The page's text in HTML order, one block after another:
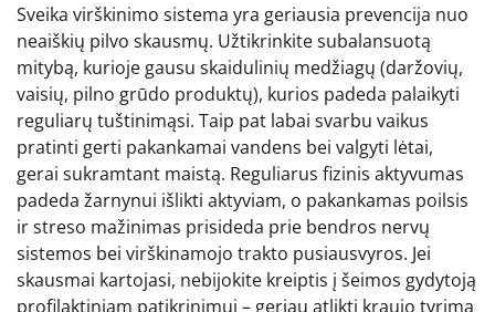
Sveika virškinimo sistema yra geriausia prevencija nuo
neaiškių pilvo skausmų. Užtikrinkite subalansuotą
mitybą, kurioje gausu skaidulinių medžiagų (daržovių,
vaisių, pilno grūdo produktų), kurios padeda palaikyti
reguliarų tuštinimąsi. Taip pat labai svarbu vaikus
pratinti gerti pakankamai vandens bei valgyti lėtai,
gerai sukramtant maistą. Reguliarus fizinis aktyvumas
padeda žarnynui išlikti aktyviam, o pakankamas poilsis
ir streso mažinimas prisideda prie bendros nervų
sistemos bei virškinamojo trakto pusiausvyros. Jei
skausmai kartojasi, nebijokite kreiptis į šeimos gydytoją
profilaktiniam patikrinimui – geriau atlikti kraujo tyrimą